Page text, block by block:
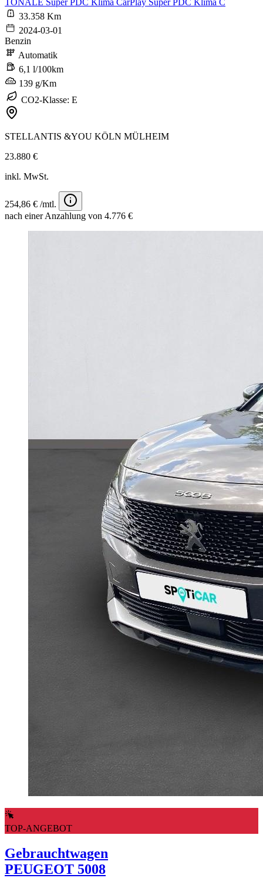
33.358 Km
2024-03-01
Benzin
Automatik
6,1 l/100km
139 g/Km
CO2-Klasse: E
STELLANTIS &YOU KÖLN MÜLHEIM
23.880 €
inkl. MwSt.
254,86 € /mtl.
nach einer Anzahlung von 4.776 €
TOP-ANGEBOT
Gebrauchtwagen
PEUGEOT 5008